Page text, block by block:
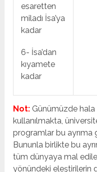
esaretten
miladı İsa’ya
kadar
6- İsa’dan
kıyamete
kadar
Not: Günümüzde hala
kullanılmakta,
programlar bu ayrıma
Bununla birlikte bu
tüm dünyaya mal
yönündeki eleştirilerin